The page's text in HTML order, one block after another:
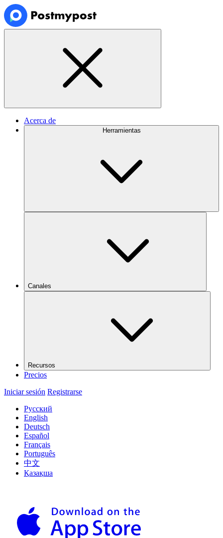
Acerca de
Herramientas
Canales
Recursos
Precios
Iniciar sesión Registrarse
Русский
English
Deutsch
Español
Français
Português
中文
Қазақша